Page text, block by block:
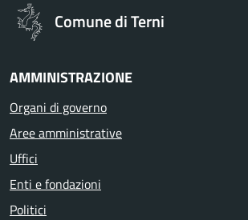
Comune di Terni
AMMINISTRAZIONE
Organi di governo
Aree amministrative
Uffici
Enti e fondazioni
Politici